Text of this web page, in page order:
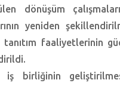
dönüşüm
yeniden
tanıtım faaliyetlerinin
iş birliğinin